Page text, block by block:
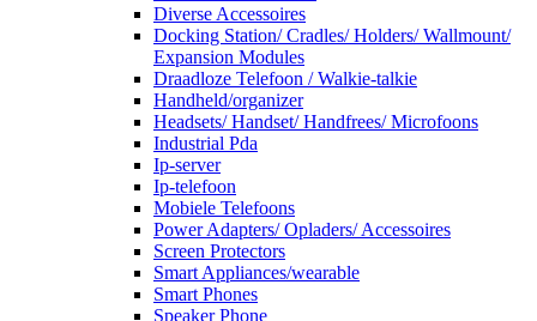
Diverse Accessoires
Docking Station/ Cradles/ Holders/ Wallmount/
Expansion Modules
Draadloze Telefoon / Walkie-talkie
Handheld/organizer
Headsets/ Handset/ Handfrees/ Microfoons
Industrial Pda
Ip-server
Ip-telefoon
Mobiele Telefoons
Power Adapters/ Opladers/ Accessoires
Screen Protectors
Smart Appliances/wearable
Smart Phones
Speaker Phone